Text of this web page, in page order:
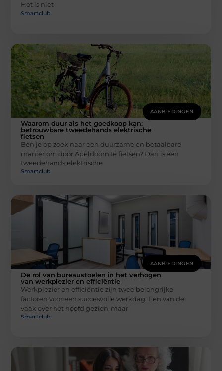
Het is niet
Smartclub
AANBIEDINGEN
Waarom duur als het goedkoop kan:
betrouwbare tweedehands elektrische
fietsen
Ben je op zoek naar een duurzame en betaalbare
manier om door Apeldoorn te fietsen? Dan is een
tweedehands elektrische
Smartclub
AANBIEDINGEN
De rol van bureaustoelen in het verhogen
van werkplezier en efficiëntie
Werkplezier en efficiëntie zijn twee belangrijke
factoren voor een succesvolle werkdag. Een van de
vaak over het hoofd gezien, maar
Smartclub